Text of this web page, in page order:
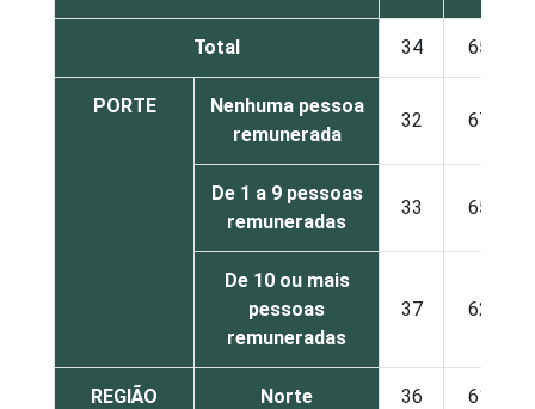
Total 34 65
PORTE
Nenhuma pessoa
remunerada
32 67
De 1 a 9 pessoas
remuneradas
33 65
De 10 ou mais
pessoas
remuneradas
37 62
REGIÃO Norte 36 61